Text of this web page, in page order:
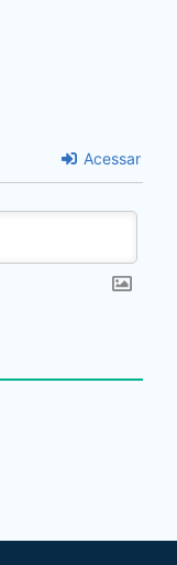
Acessar